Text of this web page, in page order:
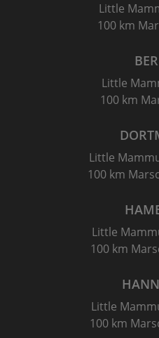
Little
100 km
Little
100 km
Little
100 km
Little
100 km
Little
100 km